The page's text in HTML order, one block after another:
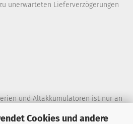
Cookies und andere
unerwarteten Lieferverzögerungen
und Altakkumulatoren ist nur an
(Müllplätzen) erlaubt. Des